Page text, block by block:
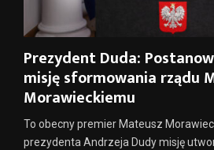
Prezydent Duda:
misję sformowania rządu
Morawieckiemu
To obecny premier Mateusz
prezydenta Andrzeja Dudy misję